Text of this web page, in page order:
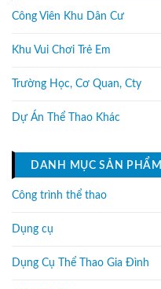
Công Viên Khu Dân Cư
Khu Vui Chơi Trẻ Em
Trường Học, Cơ Quan, Cty
Dự Án Thể Thao Khác
DANH MỤC SẢN PHẨM
Công trình thể thao
Dụng cụ
Dụng Cụ Thể Thao Gia Đình